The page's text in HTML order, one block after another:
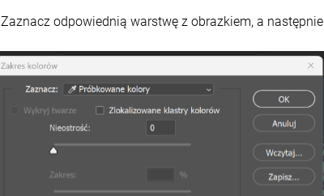
Zaznacz odpowiednią warstwę z obrazkiem, a